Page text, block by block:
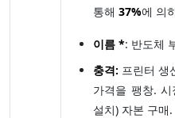
통해 37%에 의
이름 *: 반도체
충격: 프린터 생
가격을 팽창.
설치) 자본 구매.